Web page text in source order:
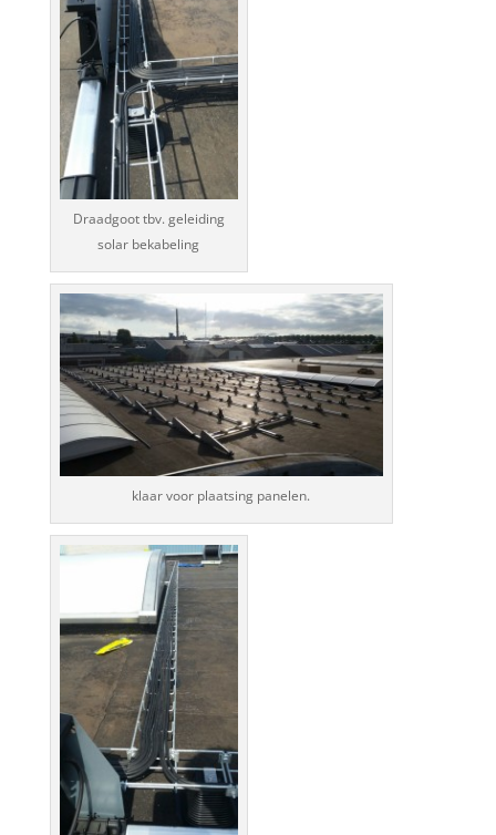
Draadgoot tbv. geleiding
solar bekabeling
klaar voor plaatsing panelen.